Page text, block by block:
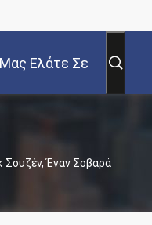
Μας Ελάτε Σε
Σουζέν, Έναν Σοβαρά